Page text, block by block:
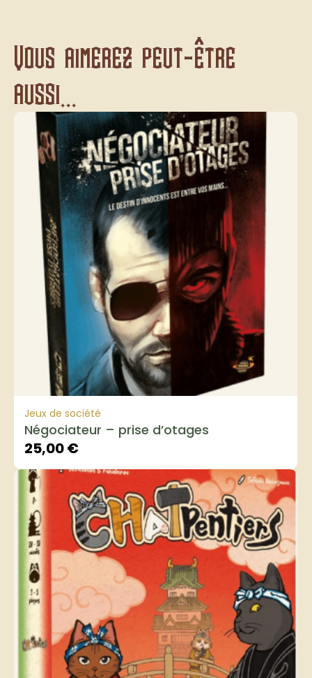
Vous aimerez peut-être
aussi...
Jeux de société
Négociateur – prise d’otages
25,00€